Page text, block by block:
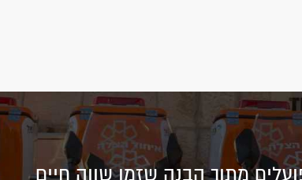
מתוך הבנה שזמן שווה חיים